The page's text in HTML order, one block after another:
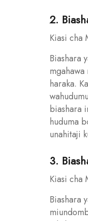
2.
Kiasi
Biashara
haraka.
biashara
huduma
unahitaji
3.
Kiasi
Biashara